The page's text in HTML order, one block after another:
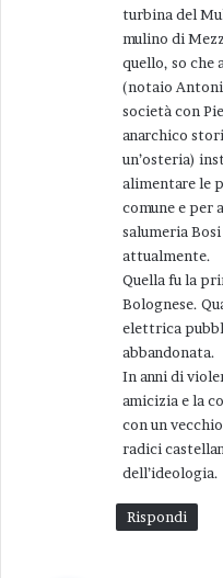
delle Sagre, terreno
era specializzata,
anni incontrerà
Il secondo aspetto che
possono portare turismo a
Uno è costituito
in passato si è
prevedendo
serie di servizi a
sapere a che punto
funzionante sarà
particolarmente se
un percorso
suggerito uno di 21
fiume Senio, diga
di Castel
Un secondo vettore,
turbina del
mulino di
quello, so che
(notaio
società con
anarchico
un’osteria)
alimentare le
comune e per
salumeria
attualmente.
Quella fu la
Bolognese.
elettrica
abbandonata.
In anni di
amicizia e la
con un
radici
dell’ideologia.
Rispondi